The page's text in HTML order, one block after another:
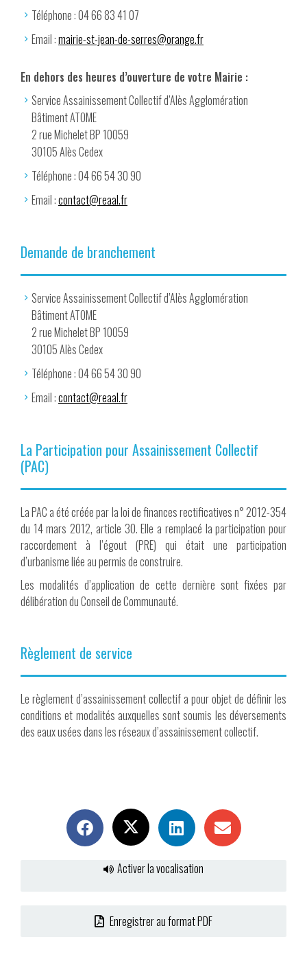
Téléphone : 04 66 83 41 07
Email :mairie-st-jean-de-serres@orange.fr
En dehors des heures d’ouverture de votre Mairie :
Service Assainissement Collectif d’Alès Agglomération
Bâtiment ATOME
2 rue Michelet BP 10059
30105 Alès Cedex
Téléphone : 04 66 54 30 90
Email :contact@reaal.fr
Demande de branchement
Service Assainissement Collectif d’Alès Agglomération
Bâtiment ATOME
2 rue Michelet BP 10059
30105 Alès Cedex
Téléphone : 04 66 54 30 90
Email :contact@reaal.fr
La Participation pour Assainissement Collectif
(PAC)
La PAC a été créée par la loi de finances rectificatives n° 2012-354
du 14 mars 2012, article 30. Elle a remplacé la participation pour
raccordement à l’égout (PRE) qui était une participation
d’urbanisme liée au permis de construire.
Les modalités d’application de cette dernière sont fixées par
délibération du Conseil de Communauté.
Règlement de service
Le règlement d’assainissement collectif a pour objet de définir les
conditions et modalités auxquelles sont soumis les déversements
des eaux usées dans les réseaux d’assainissement collectif.
Activer la vocalisation
Enregistrer au format PDF